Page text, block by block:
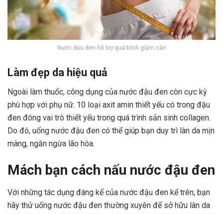
Nước đậu đen hỗ trợ quá trình giảm cân
Làm đẹp da hiệu quả
Ngoài làm thuốc, công dụng của nước đậu đen còn cực kỳ
phù hợp với phụ nữ. 10 loại axit amin thiết yếu có trong đậu
đen đóng vai trò thiết yếu trong quá trình sản sinh collagen.
Do đó, uống nước đậu đen có thể giúp bạn duy trì làn da mịn
màng, ngăn ngừa lão hóa.
Mách bạn cách nấu nước đậu đen
Với những tác dụng đáng kể của nước đậu đen kể trên, bạn
hãy thử uống nước đậu đen thường xuyên để sở hữu làn da